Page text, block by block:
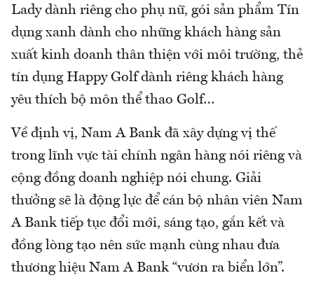
Lady dành riêng cho phụ nữ, gói sản phẩm Tín
dụng xanh dành cho những khách hàng sản
xuất kinh doanh thân thiện với môi trường, thẻ
tín dụng Happy Golf dành riêng khách hàng
yêu thích bộ môn thể thao Golf…
Về định vị, Nam A Bank đã xây dựng vị thế
trong lĩnh vực tài chính ngân hàng nói riêng và
cộng đồng doanh nghiệp nói chung. Giải
thưởng sẽ là động lực để cán bộ nhân viên Nam
A Bank tiếp tục đổi mới, sáng tạo, gắn kết và
đồng lòng tạo nên sức mạnh cùng nhau đưa
thương hiệu Nam A Bank “vươn ra biển lớn”.